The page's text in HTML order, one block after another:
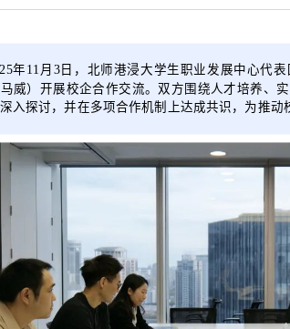
年11月3日，北师港浸大学生职业发展中心代
威）开展校企合作交流。双方围绕人才培养、
入探讨，并在多项合作机制上达成共识，为推动